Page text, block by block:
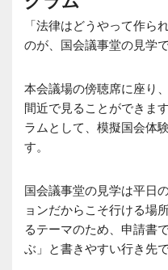
「法律はどうやって作ら
のが、国会議事堂の見学で
本会議場の傍聴席に座り
間近で見ることができま
ラムとして、模擬国会体
す。
国会議事堂の見学は平日
ョンだからこそ行ける場
るテーマのため、申請書
ぶ」と書きやすい行き先で